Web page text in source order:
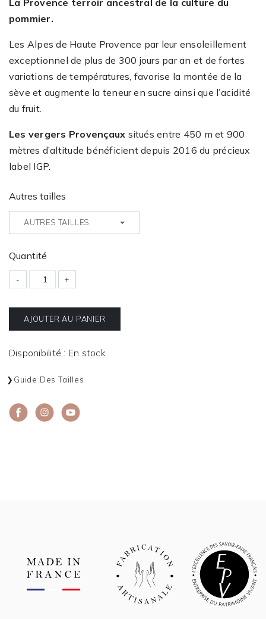
La Provence terroir ancestral de la culture du
pommier.
Les Alpes de Haute Provence par leur ensoleillement
exceptionnel de plus de 300 jours par an et de fortes
variations de températures, favorise la montée de la
sève et augmente la teneur en sucre ainsi que l’acidité
du fruit.
Les vergers Provençaux situés entre 450 m et 900
mètres d’altitude bénéficient depuis 2016 du précieux
label IGP.
Autres tailles
AUTRES TAILLES
Quantité
- +
AJOUTER AU PANIER
Disponibilité : En stock
Guide Des Tailles